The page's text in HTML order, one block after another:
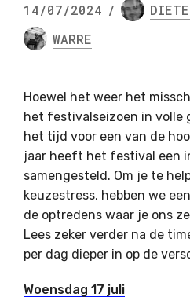
14/07/2024 /
WARRE
Hoewel het weer het
het festivalseizoen in volle
het tijd voor een van de
jaar heeft het festival een
samengesteld. Om je te
keuzestress, hebben we
de optredens waar je ons
Lees zeker verder na de
per dag dieper in op de
Woensdag 17 juli